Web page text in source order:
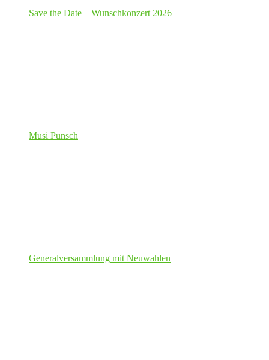
Save the Date – Wunschkonzert 2026
Musi Punsch
Generalversammlung mit Neuwahlen